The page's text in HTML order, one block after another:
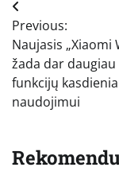
Navigacija
tarp
įrašų
Previous:
Naujasis „Xiaomi
žada dar
funkcijų
naudojimui